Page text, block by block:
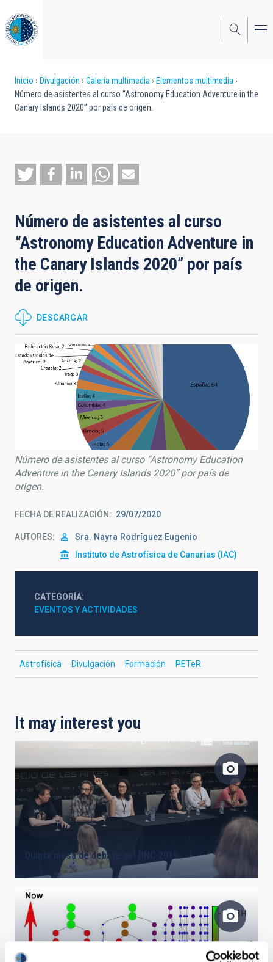
al
contenido
principal
Sobrescribir
enlaces
a
la
navegación
Inicio Divulgación Galería multimedia
Elementos multimedia
Número de asistentes al curso “Astronomy Education Adventure in the
Canary Islands 2020” por país de origen.
Número de asistentes al curso
“Astronomy Education Adventure in
the Canary Islands 2020” por país
de origen.
DESCARGAR
Número de asistentes al curso “Astronomy Education
Adventure in the Canary Islands 2020” por país de
origen.
FECHA DE REALIZACIÓN 29/07/2020
AUTORES Sra. Nayra Rodríguez Eugenio
Instituto de Astrofísica de Canarias (IAC)
CATEGORÍA
EVENTOS Y ACTIVIDADES
Astrofísica Divulgación Formación PETeR
It may interest you
Quinta mesa de debate del DNC 2019.